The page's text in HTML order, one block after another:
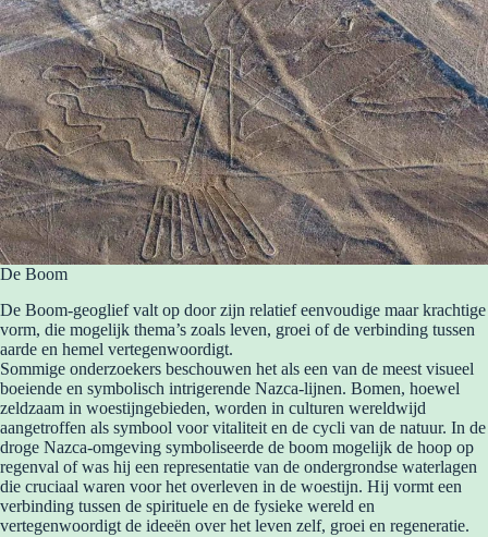
De Boom
De Boom-geoglief valt op door zijn relatief eenvoudige maar krachtige
vorm, die mogelijk thema’s zoals leven, groei of de verbinding tussen
aarde en hemel vertegenwoordigt.
Sommige onderzoekers beschouwen het als een van de meest visueel
boeiende en symbolisch intrigerende Nazca-lijnen. Bomen, hoewel
zeldzaam in woestijngebieden, worden in culturen wereldwijd
aangetroffen als symbool voor vitaliteit en de cycli van de natuur. In de
droge Nazca-omgeving symboliseerde de boom mogelijk de hoop op
regenval of was hij een representatie van de ondergrondse waterlagen
die cruciaal waren voor het overleven in de woestijn. Hij vormt een
verbinding tussen de spirituele en de fysieke wereld en
vertegenwoordigt de ideeën over het leven zelf, groei en regeneratie.